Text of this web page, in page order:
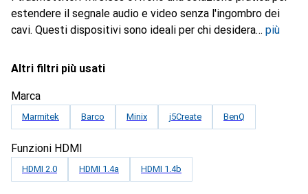
estendere il segnale audio e video senza l'ingombro dei
cavi. Questi dispositivi sono ideali per chi desidera
più
Altri filtri più usati
Marca
Marmitek Barco Minix j5Create BenQ
Funzioni HDMI
HDMI 2.0 HDMI 1.4a HDMI 1.4b